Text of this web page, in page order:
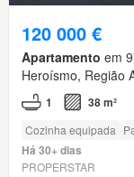
120 000 €
Apartamento em
Heroísmo, Região
1 38 m²
Cozinha equipada
Há 30+ dias
PROPERSTAR